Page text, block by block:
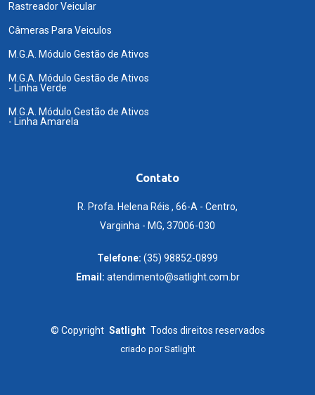
Rastreador Veicular
Câmeras Para Veiculos
M.G.A. Módulo Gestão de Ativos
M.G.A. Módulo Gestão de Ativos
- Linha Verde
M.G.A. Módulo Gestão de Ativos
- Linha Amarela
Contato
R. Profa. Helena Réis , 66-A - Centro,
Varginha - MG, 37006-030
Telefone: (35) 98852-0899
Email: atendimento@satlight.com.br
© Copyright Satlight Todos direitos reservados
criado porSatlight